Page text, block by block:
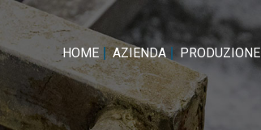
HOME AZIENDA PRODUZIONE